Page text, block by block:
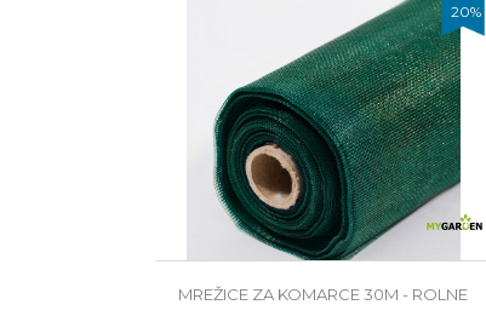
20%
MREŽICE ZA KOMARCE 30M - ROLNE